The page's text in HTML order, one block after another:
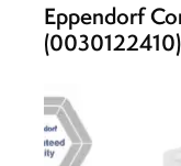
Eppendorf
(0030122410)